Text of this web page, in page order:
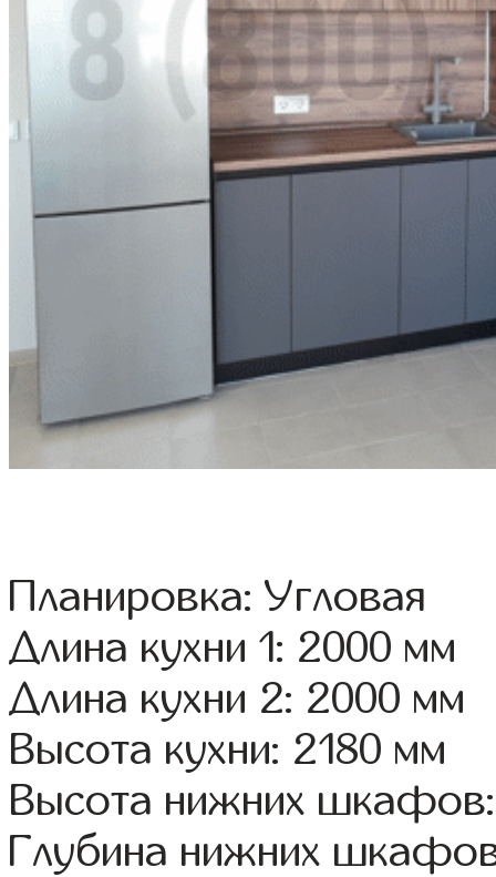
Планировка: Угловая
Длина кухни 1: 2000 мм
Длина кухни 2: 2000 мм
Высота кухни: 2180 мм
Высота нижних
Глубина нижних